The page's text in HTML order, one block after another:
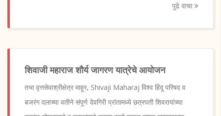
पुढे वाचा
शिवाजी महाराज शौर्य जागरण यात्रेचे आयोजन
तभा वृत्तसेवाश्रीक्षेत्र माहूर, Shivaji Maharaj विश्व हिंदू परिषद व
बजरंग दलाच्या वतीने संपूर्ण देवगिरी प्रांतामध्ये छत्रपती शिवरायांच्या